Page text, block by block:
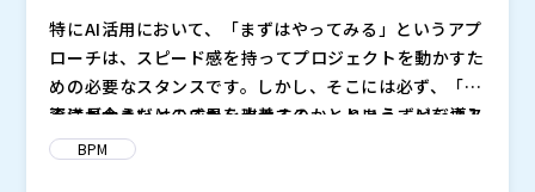
特にAI活用において、「まずはやってみる」というアプ
ローチは、スピード感を持ってプロジェクトを動かすた
めの必要なスタンスです。しかし、そこには必ず、「投
資に見合うだけの成果を出せるのか」という、ビジネス
としての説明責任が伴います。 導入後に「結局、何が
不満が大きいところから改善する、とりあえずAIを導入
してみる、というアプローチは失敗の始まりです。DX
BPM